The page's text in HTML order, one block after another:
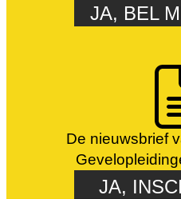
JA, BEL
De nieuwsbrief
JA,